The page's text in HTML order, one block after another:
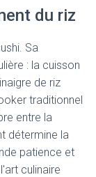
du riz
Sa
: la cuisson
de riz
traditionnel
entre la
détermine la
patience et
culinaire